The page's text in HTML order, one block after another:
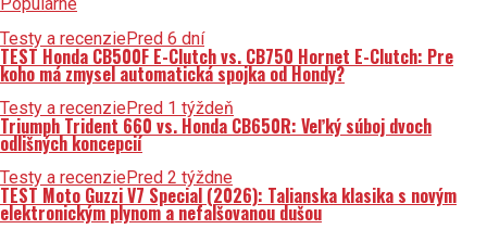
Populárne
Testy a recenziePred 6 dní
TEST Honda CB500F E-Clutch vs. CB750 Hornet E-Clutch: Pre
koho má zmysel automatická spojka od Hondy?
Testy a recenziePred 1 týždeň
Triumph Trident 660 vs. Honda CB650R: Veľký súboj dvoch
odlišných koncepcií
Testy a recenziePred 2 týždne
TEST Moto Guzzi V7 Special (2026): Talianska klasika s novým
elektronickým plynom a nefalšovanou dušou